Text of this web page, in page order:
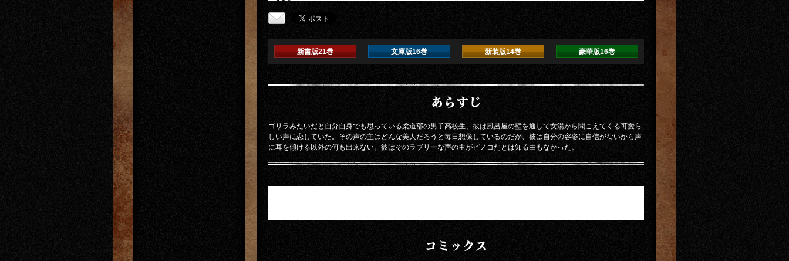
新書版21巻 文庫版16巻 新装版14巻 豪華版16巻
あらすじ
ゴリラみたいだと自分自身でも思っている柔道部の男子高校生、彼は風呂屋の壁を通して女湯から聞こえてくる可愛ら
しい声に恋していた。その声の主はどんな美人だろうと毎日想像しているのだが、彼は自分の容姿に自信がないから声
に耳を傾ける以外の何も出来ない。彼はそのラブリーな声の主がピノコだとは知る由もなかった。
コミックス